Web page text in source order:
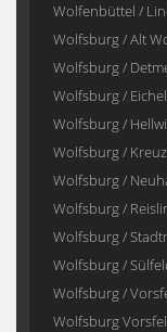
Wolfenbüttel /
Wolfsburg / Alt
Wolfsburg /
Wolfsburg /
Wolfsburg /
Wolfsburg /
Wolfsburg /
Wolfsburg /
Wolfsburg /
Wolfsburg /
Wolfsburg /
Wolfsburg